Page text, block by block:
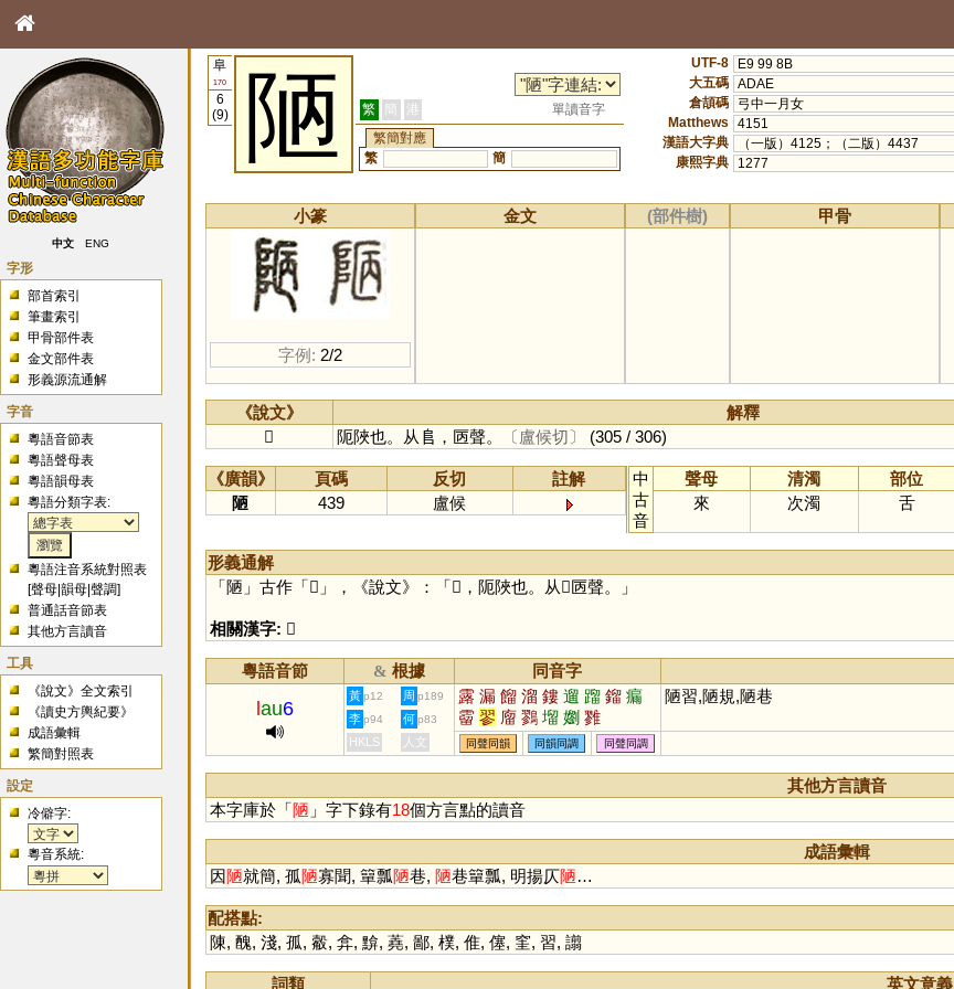
中文 ENG
字形
部首索引
筆畫索引
甲骨部件表
金文部件表
形義源流通解
字音
粵語音節表
粵語聲母表
粵語韻母表
粵語分類字表:
粵語注音系統對照表
[聲母 |韻母 |聲調]
普通話音節表
其他方言讀音
工具
《說文》全文索引
《讀史方輿紀要》
成語彙輯
繁簡對照表
設定
冷僻字:
粵音系統:
阜
170
6
(9)
陋 繁 簡 港
單讀音字
繁簡對應
繁
簡
UTF-8
E9 99 8B
大五碼 ADAE
倉頡碼
弓中一月女
Matthews
4151
漢語大字典
（一版）4125；（二版）4437
康熙字典
1277
小篆
字例: 2/2
金文 (部件樹) 甲骨
《說文》 解釋
𨹟
阨陜也。从𨸏，㔷聲。 〔盧候切〕 (305 / 306)
《廣韻》 頁碼 反切
註解
陋
439 盧候
中
古
音
聲母 清濁 部位
來
次濁 舌
形義通解
「陋 」古作「𨹟 」，《說文》：「𨹟，阨陜也。从𨸏㔷聲。」
相關漢字: 𨹟
粵語音節 & 根據 同音字
au6
黃 p12 周 p189 露 漏 餾 溜 鏤 遛 蹓 鎦 瘺
霤 翏 廇 鷚 塯 嬼 雡
陋習,陋規,陋巷
李 p94 何 p83
HKLS 人文 同聲同韻 同韻同調 同聲同調
其他方言讀音
本字庫於「陋 」字下錄有18個方言點的讀音
成語彙輯
因陋就簡, 孤陋寡聞, 簞瓢陋巷, 陋巷簞瓢, 明揚仄陋…
配搭點:
陳, 醜, 淺, 孤, 觳, 弇, 黭, 蕘, 鄙, 樸, 倠, 僿, 窐, 習, 譾
詞類 英文意義